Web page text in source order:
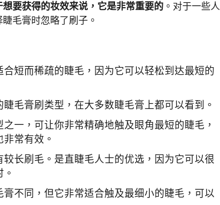
想要获得的妆效来说，它是非常重要的 。对于一些人
毛膏时忽略了刷子。
合短而稀疏的睫毛，因为它可以轻松到达最短的
毛膏刷类型，在大多数睫毛膏上都可以看到。
一，可让你非常精确地触及眼角最短的睫毛，
常有效。
长刷毛。是直睫毛人士的优选，因为它可以很
不同，但它非常适合触及最细小的睫毛，可以